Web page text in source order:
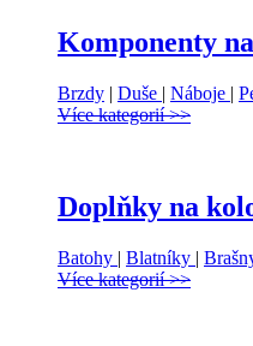
Komponenty
Brzdy | Duše | Náboje |
Více kategorií >>
Doplňky na
Batohy | Blatníky |
Více kategorií >>